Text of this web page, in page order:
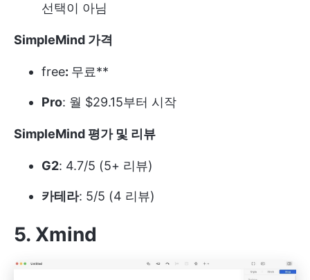
선택이 아님
SimpleMind 가격
free: 무료**
Pro: 월 $29.15부터 시작
SimpleMind 평가 및 리뷰
G2: 4.7/5 (5+ 리뷰)
카테라: 5/5 (4 리뷰)
5. Xmind